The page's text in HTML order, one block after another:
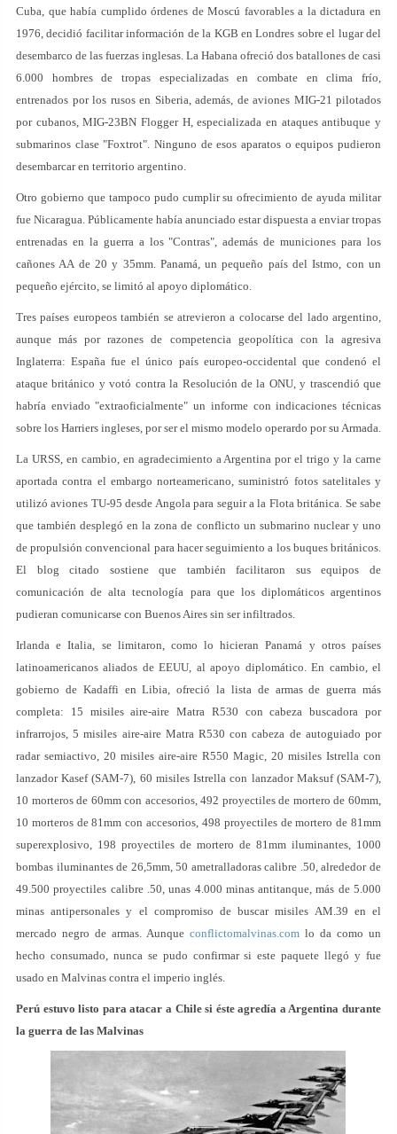
Cuba, que había cumplido órdenes de Moscú favorables a la dictadura en
1976, decidió facilitar información de la KGB en Londres sobre el lugar del
desembarco de las fuerzas inglesas. La Habana ofreció dos batallones de casi
6.000 hombres de tropas especializadas en combate en clima frío,
entrenados por los rusos en Siberia, además, de aviones MIG-21 pilotados
por cubanos, MIG-23BN Flogger H, especializada en ataques antibuque y
submarinos clase "Foxtrot". Ninguno de esos aparatos o equipos pudieron
desembarcar en territorio argentino.
Otro gobierno que tampoco pudo cumplir su ofrecimiento de ayuda militar
fue Nicaragua. Públicamente había anunciado estar dispuesta a enviar tropas
entrenadas en la guerra a los "Contras", además de municiones para los
cañones AA de 20 y 35mm. Panamá, un pequeño país del Istmo, con un
pequeño ejército, se limitó al apoyo diplomático.
Tres países europeos también se atrevieron a colocarse del lado argentino,
aunque más por razones de competencia geopolítica con la agresiva
Inglaterra: España fue el único país europeo-occidental que condenó el
ataque británico y votó contra la Resolución de la ONU, y trascendió que
habría enviado "extraoficialmente" un informe con indicaciones técnicas
sobre los Harriers ingleses, por ser el mismo modelo operardo por su Armada.
La URSS, en cambio, en agradecimiento a Argentina por el trigo y la carne
aportada contra el embargo norteamericano, suministró fotos satelitales y
utilizó aviones TU-95 desde Angola para seguir a la Flota británica. Se sabe
que también desplegó en la zona de conflicto un submarino nuclear y uno
de propulsión convencional para hacer seguimiento a los buques británicos.
El blog citado sostiene que también facilitaron sus equipos de
comunicación de alta tecnología para que los diplomáticos argentinos
pudieran comunicarse con Buenos Aires sin ser infiltrados.
Irlanda e Italia, se limitaron, como lo hicieran Panamá y otros países
latinoamericanos aliados de EEUU, al apoyo diplomático. En cambio, el
gobierno de Kadaffi en Libia, ofreció la lista de armas de guerra más
completa: 15 misiles aire-aire Matra R530 con cabeza buscadora por
infrarrojos, 5 misiles aire-aire Matra R530 con cabeza de autoguiado por
radar semiactivo, 20 misiles aire-aire R550 Magic, 20 misiles Istrella con
lanzador Kasef (SAM-7), 60 misiles Istrella con lanzador Maksuf (SAM-7),
10 morteros de 60mm con accesorios, 492 proyectiles de mortero de 60mm,
10 morteros de 81mm con accesorios, 498 proyectiles de mortero de 81mm
superexplosivo, 198 proyectiles de mortero de 81mm iluminantes, 1000
bombas iluminantes de 26,5mm, 50 ametralladoras calibre .50, alrededor de
49.500 proyectiles calibre .50, unas 4.000 minas antitanque, más de 5.000
minas antipersonales y el compromiso de buscar misiles AM.39 en el
mercado negro de armas. Aunque conflictomalvinas.com lo da como un
hecho consumado, nunca se pudo confirmar si este paquete llegó y fue
usado en Malvinas contra el imperio inglés.
Perú estuvo listo para atacar a Chile si éste agredía a Argentina durante
la guerra de las Malvinas